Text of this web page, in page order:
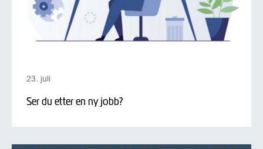
23. juli
Ser du etter en ny jobb?